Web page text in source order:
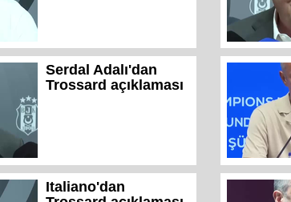
Serdal Adalı'dan
Trossard açıklaması
Italiano'dan